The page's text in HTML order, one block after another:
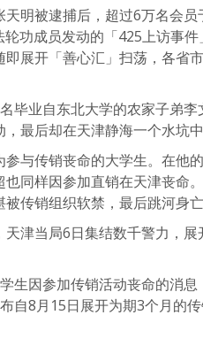
天明被逮捕后，超过6万名会
功成员发动的「425上访事
展开「善心汇」扫荡，各省
毕业自东北大学的农家子弟
最后却在天津静海一个水坑中
与传销丧命的大学生。在他
同样因参加直销在天津丧命
传销组织软禁，最后跳河身亡
天津当局6日集结数千警力，
生因参加传销活动丧命的消
自8月15日展开为期3个月的